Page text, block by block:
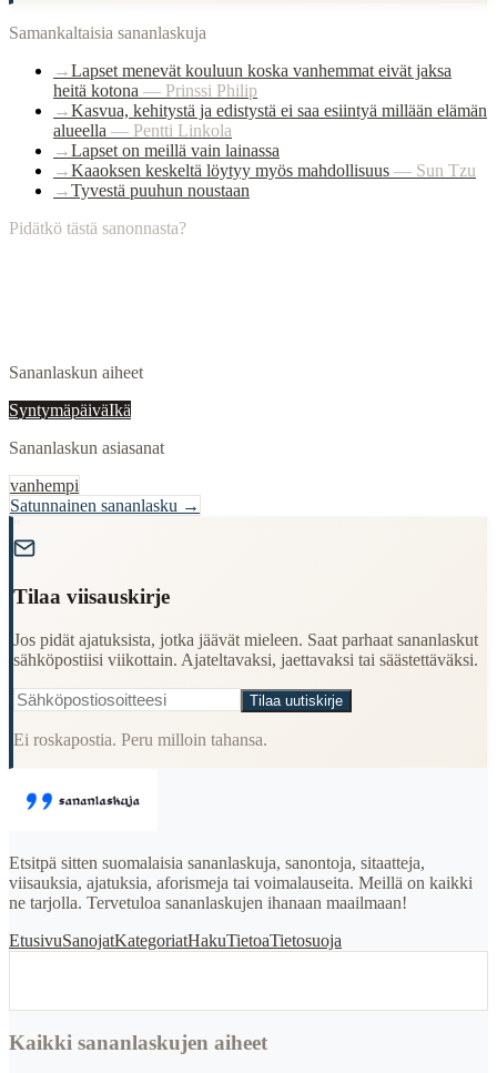
Samankaltaisia sananlaskuja
→Lapset menevät kouluun koska vanhemmat eivät jaksa
heitä kotona — Prinssi Philip
→Kasvua, kehitystä ja edistystä ei saa esiintyä millään elämän
alueella — Pentti Linkola
→Lapset on meillä vain lainassa
→Kaaoksen keskeltä löytyy myös mahdollisuus — Sun Tzu
→Tyvestä puuhun noustaan
Pidätkö tästä sanonnasta?
Sananlaskun aiheet
SyntymäpäiväIkä
Sananlaskun asiasanat
vanhempi
Satunnainen sananlasku →
Tilaa viisauskirje
Jos pidät ajatuksista, jotka jäävät mieleen. Saat parhaat sananlaskut
sähköpostiisi viikottain. Ajateltavaksi, jaettavaksi tai säästettäväksi.
Tilaa uutiskirje
Ei roskapostia. Peru milloin tahansa.
Etsitpä sitten suomalaisia sananlaskuja, sanontoja, sitaatteja,
viisauksia, ajatuksia, aforismeja tai voimalauseita. Meillä on kaikki
ne tarjolla. Tervetuloa sananlaskujen ihanaan maailmaan!
EtusivuSanojatKategoriatHakuTietoaTietosuoja
Kaikki sananlaskujen aiheet